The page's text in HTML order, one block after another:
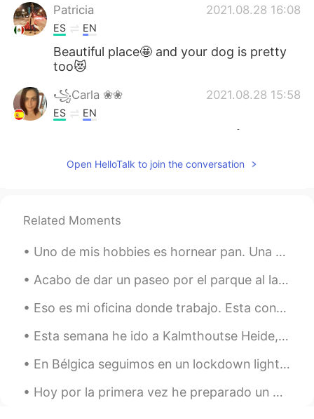
Patricia 2021.08.28 16:08
ES EN
Beautiful place🤩 and your dog is pretty
too😻
꧁Carla ❀❀ 2021.08.28 15:58
ES EN
Open HelloTalk to join the conversation
Related Moments
Uno de mis hobbies es hornear pan. Una o dos veces por la semana preparo un pan. Y siempre trato ...
Acabo de dar un paseo por el parque al lado de mi piso. Aunque el parque es bastante pequeño y ce...
Eso es mi oficina donde trabajo. Esta construido con mucho cristal y cuando hay nubes se reflejan...
Esta semana he ido a Kalmthoutse Heide, es una reserva natural por la frontera de Bélgica y Holan...
En Bélgica seguimos en un lockdown light. Los bares, gimnasios, restaurantes, cinemas siguen cerr...
Hoy por la primera vez he preparado un pan leche cortada y bicarbonato de sodio en lugar de levad...